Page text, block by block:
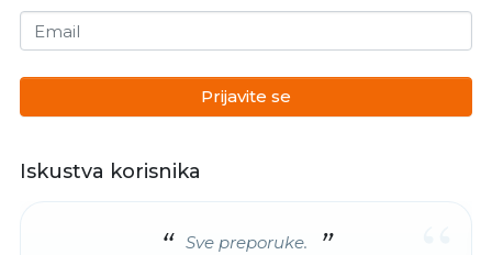
Email
Prijavite se
Iskustva korisnika
Sve preporuke.